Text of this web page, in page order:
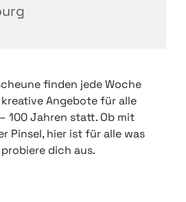
finden jede Woche
Angebote für alle
100 Jahren statt. Ob mit
Pinsel, hier ist für alle was
dich aus.